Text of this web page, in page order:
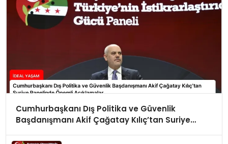
Cumhurbaşkanı Dış Politika ve Güvenlik
Başdanışmanı Akif Çağatay Kılıç’tan Suriye